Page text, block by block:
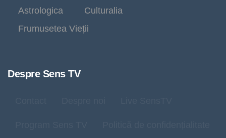
Astrologica
Culturalia
Frumusetea Vieții
Despre Sens TV